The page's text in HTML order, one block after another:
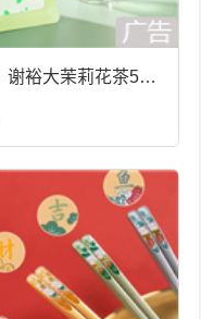
裕大茉莉花茶50g